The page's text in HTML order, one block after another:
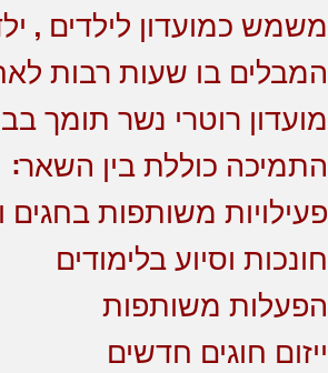
משמש כמועדון לילדים ,
המבלים בו שעות רבות
מועדון רוטרי נשר תומך
התמיכה כוללת בין השאר:
פעילויות משותפות בחגים
חונכות וסיוע בלימודים
הפעלות משותפות
ייזום חוגים חדשים